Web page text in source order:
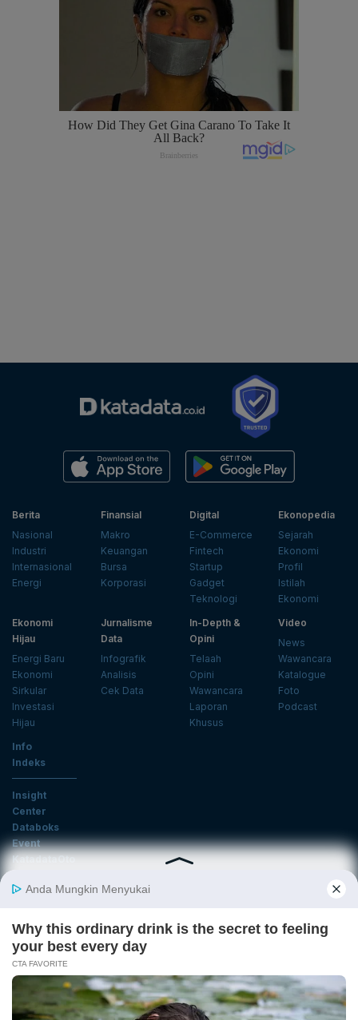
Berita
Nasional
Industri
Internasional
Energi
Finansial
Makro
Keuangan
Bursa
Korporasi
Digital
E-Commerce
Fintech
Startup
Gadget
Teknologi
Ekonopedia
Sejarah
Ekonomi
Profil
Istilah
Ekonomi
Ekonomi
Hijau
Energi Baru
Ekonomi
Sirkular
Investasi
Hijau
Jurnalisme
Data
Infografik
Analisis
Cek Data
In-Depth &
Opini
Telaah
Opini
Wawancara
Laporan
Khusus
Video
News
Wawancara
Katalogue
Foto
Podcast
Info
Indeks
Insight
Center
Databoks
Event
KatadataOto
Email
Daftar